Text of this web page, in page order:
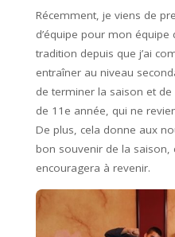
Récemment, je viens de
d’équipe pour mon équipe
tradition depuis que j’ai
entraîner au niveau
de terminer la saison et
de 11e année, qui ne
De plus, cela donne aux
bon souvenir de la saison,
encouragera à revenir.